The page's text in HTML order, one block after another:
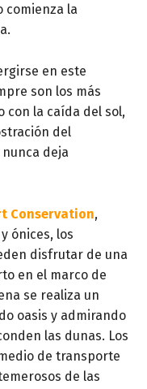
comienza la
en este
son los más
con la caída del sol,
del
deja
Conservation,
ónices, los
disfrutar de una
en el marco de
se realiza un
oasis y admirando
las dunas. Los
de transporte
de las